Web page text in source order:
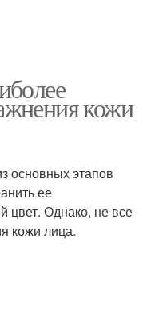
кожи
основных этапов
ее
цвет. Однако, не все
кожи лица.